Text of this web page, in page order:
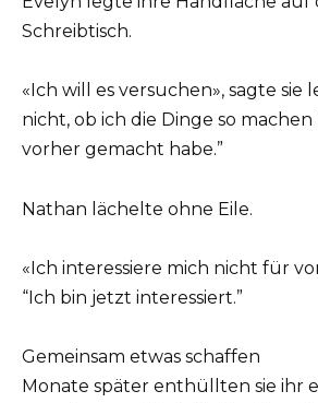
Schreibtisch.
«Ich will es versuchen», sagte sie
nicht, ob ich die Dinge so machen
vorher gemacht habe.”
Nathan lächelte ohne Eile.
«Ich interessiere mich nicht für
“Ich bin jetzt interessiert.”
Gemeinsam etwas schaffen
Monate später enthüllten sie ihr